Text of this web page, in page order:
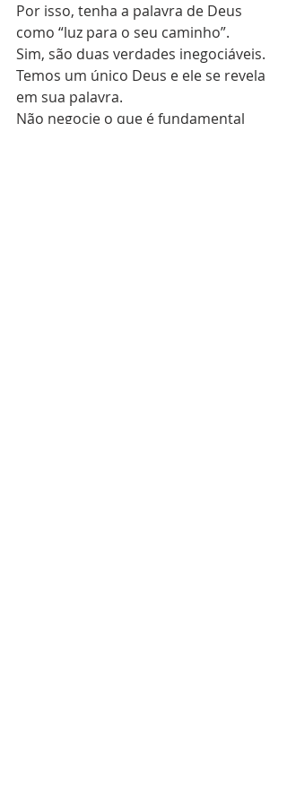
Por isso, tenha a palavra de Deus
como “luz para o seu caminho”.
Sim, são duas verdades inegociáveis.
Temos um único Deus e ele se revela
em sua palavra.
Não negocie o que é fundamental